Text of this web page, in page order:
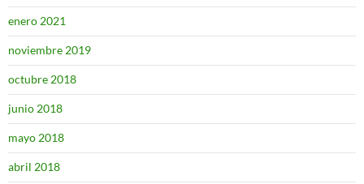
enero 2021
noviembre 2019
octubre 2018
junio 2018
mayo 2018
abril 2018